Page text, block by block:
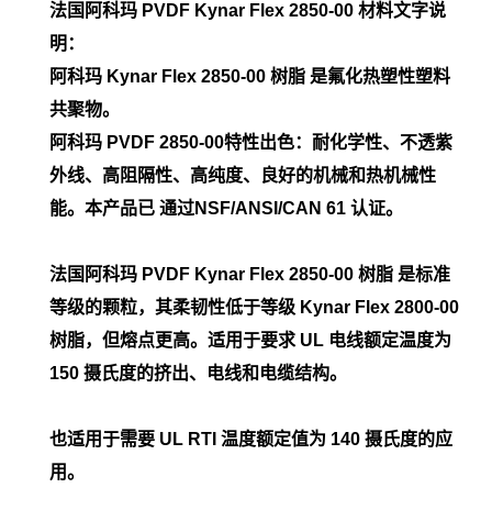
法国阿科玛 PVDF Kynar Flex 2850-00 材料文字说
明：
阿科玛 Kynar Flex 2850-00 树脂 是氟化热塑性塑料
共聚物。
阿科玛 PVDF 2850-00特性出色：耐化学性、不透紫
外线、高阻隔性、高纯度、良好的机械和热机械性
能。本产品已 通过NSF/ANSI/CAN 61 认证。
法国阿科玛 PVDF Kynar Flex 2850-00 树脂 是标准
等级的颗粒，其柔韧性低于等级 Kynar Flex 2800-00
树脂，但熔点更高。适用于要求 UL 电线额定温度为
150 摄氏度的挤出、电线和电缆结构。
也适用于需要 UL RTI 温度额定值为 140 摄氏度的应
用。